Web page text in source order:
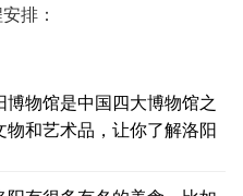
排：
物馆是中国四大博物馆之
和艺术品，让你了解洛阳